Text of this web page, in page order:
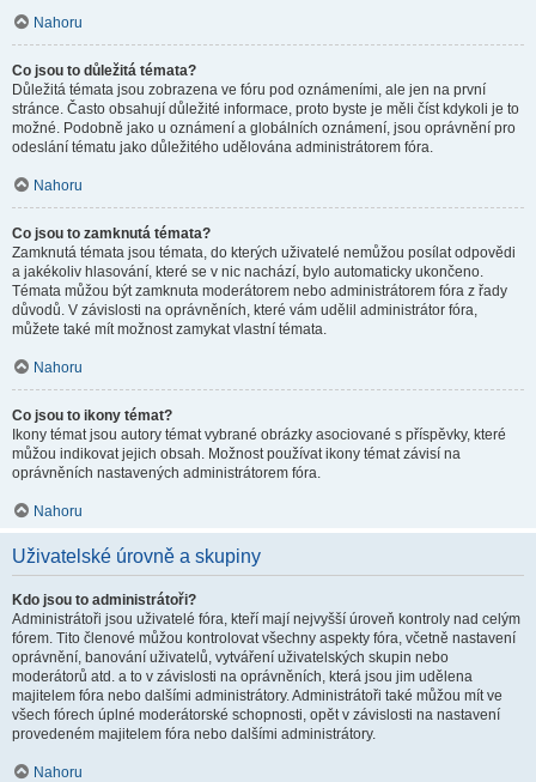
Nahoru
Co jsou to důležitá témata?
Důležitá témata jsou zobrazena ve fóru pod oznámeními, ale jen na první
stránce. Často obsahují důležité informace, proto byste je měli číst kdykoli je to
možné. Podobně jako u oznámení a globálních oznámení, jsou oprávnění pro
odeslání tématu jako důležitého udělována administrátorem fóra.
Nahoru
Co jsou to zamknutá témata?
Zamknutá témata jsou témata, do kterých uživatelé nemůžou posílat odpovědi
a jakékoliv hlasování, které se v nic nachází, bylo automaticky ukončeno.
Témata můžou být zamknuta moderátorem nebo administrátorem fóra z řady
důvodů. V závislosti na oprávněních, které vám udělil administrátor fóra,
můžete také mít možnost zamykat vlastní témata.
Nahoru
Co jsou to ikony témat?
Ikony témat jsou autory témat vybrané obrázky asociované s příspěvky, které
můžou indikovat jejich obsah. Možnost používat ikony témat závisí na
oprávněních nastavených administrátorem fóra.
Nahoru
Uživatelské úrovně a skupiny
Kdo jsou to administrátoři?
Administrátoři jsou uživatelé fóra, kteří mají nejvyšší úroveň kontroly nad celým
fórem. Tito členové můžou kontrolovat všechny aspekty fóra, včetně nastavení
oprávnění, banování uživatelů, vytváření uživatelských skupin nebo
moderátorů atd. a to v závislosti na oprávněních, která jsou jim udělena
majitelem fóra nebo dalšími administrátory. Administrátoři také můžou mít ve
všech fórech úplné moderátorské schopnosti, opět v závislosti na nastavení
provedeném majitelem fóra nebo dalšími administrátory.
Nahoru